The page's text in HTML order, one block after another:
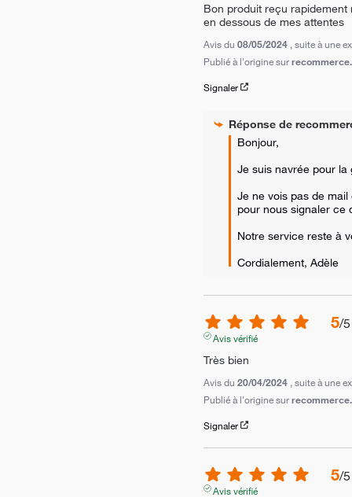
Bon produit reçu
en dessous de mes attentes
Avis du 08/05/2024 , suite à une
Publié à l'origine sur
Signaler
Réponse de
Bonjour,
Je suis navrée pour
Je ne vois pas de
pour nous signaler ce
Notre service reste à
Cordialement, Adèle
5/5
Avis vérifié
Très bien
Avis du 20/04/2024 , suite à une
Publié à l'origine sur
Signaler
5/5
Avis vérifié